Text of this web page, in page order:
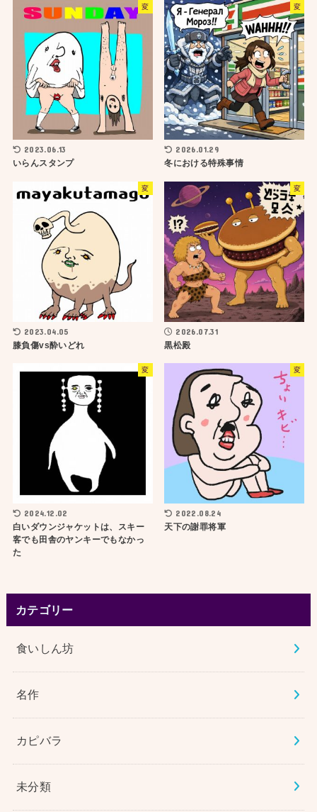
変
2023.06.13
いらんスタンプ
変
2026.01.29
冬における特殊事情
変
2023.04.05
膝負傷vs酔いどれ
変
2026.07.31
黒松殿
変
2024.12.02
白いダウンジャケットは、スキー
客でも田舎のヤンキーでもなかっ
た
変
2022.08.24
天下の謝罪将軍
カテゴリー
食いしん坊
名作
カピバラ
未分類